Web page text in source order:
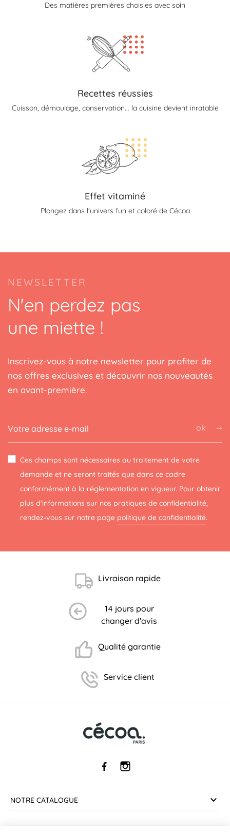
(6 avis)
Des matières premières choisies avec soin
Recettes réussies
Cuisson, démoulage, conservation... la cuisine devient inratable
Effet vitaminé
Plongez dans l'univers fun et coloré de Cécoa
NEWSLETTER
N'en perdez pas
une miette !
Inscrivez-vous à notre newsletter pour profiter de
nos offres exclusives et découvrir nos nouveautés
en avant-première.
ok
Ces champs sont nécessaires au traitement de votre
demande et ne seront traités que dans ce cadre
conformément à la réglementation en vigueur. Pour obtenir
plus d'informations sur nos pratiques de confidentialité,
rendez-vous sur notre page politique de confidentialité.
Livraison rapide
14 jours pour
changer d'avis
Qualité garantie
Service client
NOTRE CATALOGUE